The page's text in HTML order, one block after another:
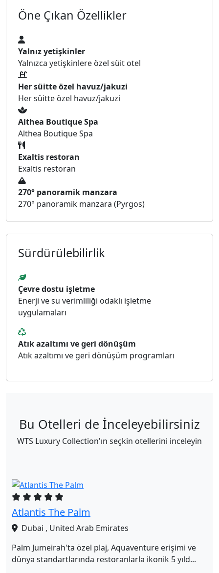
Öne Çıkan Özellikler
Yalnız yetişkinler
Yalnızca yetişkinlere özel süit otel
Her süitte özel havuz/jakuzi
Her süitte özel havuz/jakuzi
Althea Boutique Spa
Althea Boutique Spa
Exaltis restoran
Exaltis restoran
270° panoramik manzara
270° panoramik manzara (Pyrgos)
Sürdürülebilirlik
Çevre dostu işletme
Enerji ve su verimliliği odaklı işletme
uygulamaları
Atık azaltımı ve geri dönüşüm
Atık azaltımı ve geri dönüşüm programları
Bu Otelleri de İnceleyebilirsiniz
WTS Luxury Collection'ın seçkin otellerini inceleyin
Atlantis The Palm
Dubai , United Arab Emirates
Palm Jumeirah'ta özel plaj, Aquaventure erişimi ve
dünya standartlarında restoranlarla ikonik 5 yıld...